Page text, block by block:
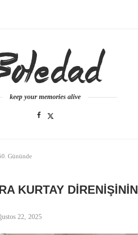
keep your memories alive
Gününde
KURTAY DIRENIŞININ
22, 2025